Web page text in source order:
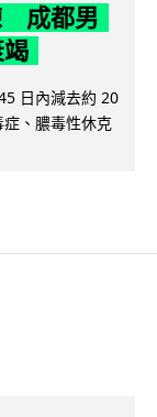
成都男
日內減去約 20
、膿毒性休克